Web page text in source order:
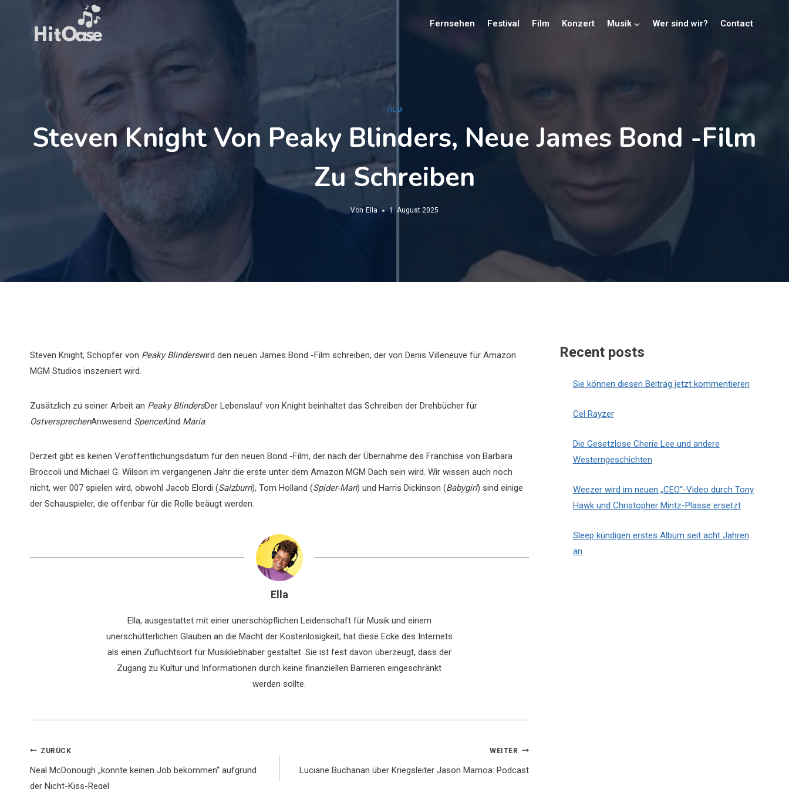
Fernsehen Festival Film Konzert Musik Wer sind wir? Contact
FILM
Steven Knight Von Peaky Blinders, Neue James Bond -Film
Zu Schreiben
Von Ella 1. August 2025
Steven Knight, Schöpfer von Peaky Blinderswird den neuen James Bond -Film schreiben, der von Denis Villeneuve für Amazon
MGM Studios inszeniert wird.
Zusätzlich zu seiner Arbeit an Peaky BlindersDer Lebenslauf von Knight beinhaltet das Schreiben der Drehbücher für
OstversprechenAnwesend SpencerUnd Maria.
Derzeit gibt es keinen Veröffentlichungsdatum für den neuen Bond -Film, der nach der Übernahme des Franchise von Barbara
Broccoli und Michael G. Wilson im vergangenen Jahr die erste unter dem Amazon MGM Dach sein wird. Wir wissen auch noch
nicht, wer 007 spielen wird, obwohl Jacob Elordi (Salzburn), Tom Holland (Spider-Man) und Harris Dickinson (Babygirl) sind einige
der Schauspieler, die offenbar für die Rolle beäugt werden.
Ella
Ella, ausgestattet mit einer unerschöpflichen Leidenschaft für Musik und einem
unerschütterlichen Glauben an die Macht der Kostenlosigkeit, hat diese Ecke des Internets
als einen Zufluchtsort für Musikliebhaber gestaltet. Sie ist fest davon überzeugt, dass der
Zugang zu Kultur und Informationen durch keine finanziellen Barrieren eingeschränkt
werden sollte.
Beitragsnavigation
ZURÜCK
Neal McDonough „konnte keinen Job bekommen“ aufgrund
der Nicht-Kiss-Regel
WEITER
Luciane Buchanan über Kriegsleiter Jason Mamoa: Podcast
Recent posts
Sie können diesen Beitrag jetzt kommentieren
Cel Rayzer
Die Gesetzlose Cherie Lee und andere
Westerngeschichten
Weezer wird im neuen „CEO“-Video durch Tony
Hawk und Christopher Mintz-Plasse ersetzt
Sleep kündigen erstes Album seit acht Jahren
an